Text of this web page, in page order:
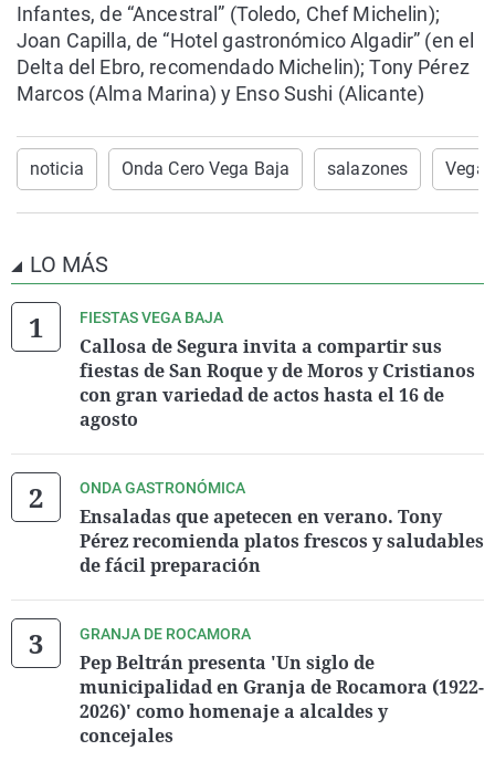
Infantes, de “Ancestral” (Toledo, Chef Michelin);
Joan Capilla, de “Hotel gastronómico Algadir” (en el
Delta del Ebro, recomendado Michelin); Tony Pérez
Marcos (Alma Marina) y Enso Sushi (Alicante)
noticia Onda Cero Vega Baja salazones Vega
LO MÁS
FIESTAS VEGA BAJA
Callosa de Segura invita a compartir sus
fiestas de San Roque y de Moros y Cristianos
con gran variedad de actos hasta el 16 de
agosto
ONDA GASTRONÓMICA
Ensaladas que apetecen en verano. Tony
Pérez recomienda platos frescos y saludables
de fácil preparación
GRANJA DE ROCAMORA
Pep Beltrán presenta 'Un siglo de
municipalidad en Granja de Rocamora (1922-
2026)' como homenaje a alcaldes y
concejales